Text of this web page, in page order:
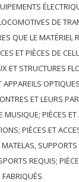
ET REPRODUCTEURS SONORES; APPAREILS D'ENREGISTREMENT OU DE REPRODUCTION
DE CHEMIN DE FER OU DE TRAMWAY ET RACCORDS ET PIÈCES DE CELLES-CI; ÉQUIPEMENT
ROULANT DE CHEMIN DE FER OU DE
ET PIÈCES DE
ET STRUCTURES
CINÉMATOGRAPHIQUES, DE MESURE, DE CONTRÔLE,
ET LEURS
PIÈCES ET
PIÈCES ET
SIMILAIRE FARCI; LAMPES ET RACCORDS D'ÉCLAIRAGE, N.E.C .; SIGNES
REQUIS; PIÈCES ET
FABRIQUÉS